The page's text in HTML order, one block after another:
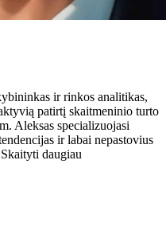
ir rinkos analitikas,
patirtį skaitmeninio turto
Aleksas specializuojasi
ir labai nepastovius
daugiau